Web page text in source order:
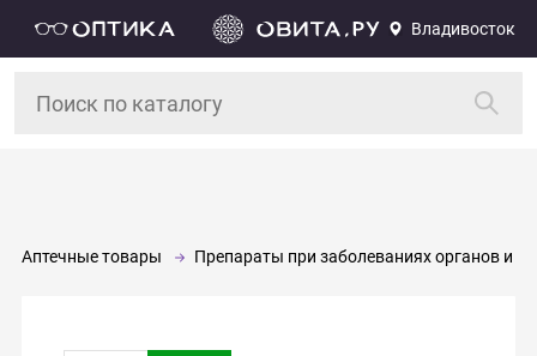
Владивосток
Аптечные товары Препараты при заболеваниях органов и